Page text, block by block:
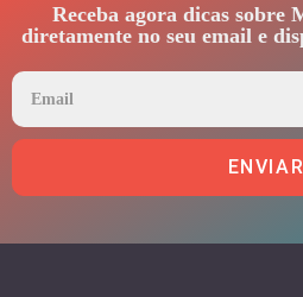
Receba agora dicas sobre
diretamente no seu email e
ENVIAR